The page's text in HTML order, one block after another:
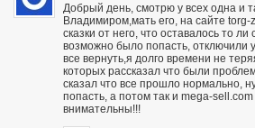
Добрый день, смотрю у всех одна и
Владимиром,мать его, на сайте torg-
сказки от него, что оставалось то
возможно было попасть,
все вернуть,я долго времени не
которых рассказал что были
сказал что все прошло нормально,
попасть, а потом так и mega-
внимательны!!!